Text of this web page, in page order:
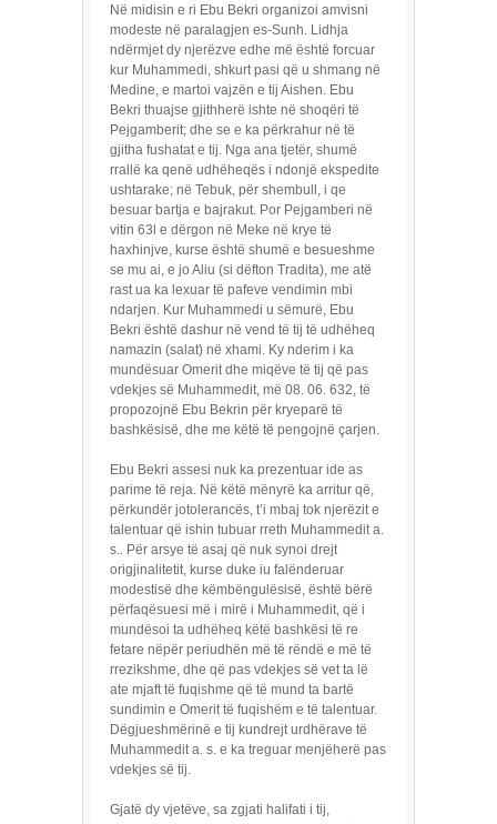
Në midisin e ri Ebu Bekri organizoi amvisni
modeste në paralagjen es-Sunh. Lidhja
ndërmjet dy njerëzve edhe më është forcuar
kur Muhammedi, shkurt pasi që u shmang në
Medine, e martoi vajzën e tij Aishen. Ebu
Bekri thuajse gjithherë ishte në shoqëri të
Pejgamberit; dhe se e ka përkrahur në të
gjitha fushatat e tij. Nga ana tjetër, shumë
rrallë ka qenë udhëheqës i ndonjë ekspedite
ushtarake; në Tebuk, për shembull, i qe
besuar bartja e bajrakut. Por Pejgamberi në
vitin 63l e dërgon në Meke në krye të
haxhinjve, kurse është shumë e besueshme
se mu ai, e jo Aliu (si dëfton Tradita), me atë
rast ua ka lexuar të pafeve vendimin mbi
ndarjen. Kur Muhammedi u sëmurë, Ebu
Bekri është dashur në vend të tij të udhëheq
namazin (salat) në xhami. Ky nderim i ka
mundësuar Omerit dhe miqëve të tij që pas
vdekjes së Muhammedit, më 08. 06. 632, të
propozojnë Ebu Bekrin për kryeparë të
bashkësisë, dhe me këtë të pengojnë çarjen.
Ebu Bekri assesi nuk ka prezentuar ide as
parime të reja. Në këtë mënyrë ka arritur që,
përkundër jotolerancës, t’i mbaj tok njerëzit e
talentuar që ishin tubuar rreth Muhammedit a.
s.. Për arsye të asaj që nuk synoi drejt
origjinalitetit, kurse duke iu falënderuar
modestisë dhe këmbëngulësisë, është bërë
përfaqësuesi më i mirë i Muhammedit, që i
mundësoi ta udhëheq këtë bashkësi të re
fetare nëpër periudhën më të rëndë e më të
rrezikshme, dhe që pas vdekjes së vet ta lë
ate mjaft të fuqishme që të mund ta bartë
sundimin e Omerit të fuqishëm e të talentuar.
Dëgjueshmërinë e tij kundrejt urdhërave të
Muhammedit a. s. e ka treguar menjëherë pas
vdekjes së tij.
Gjatë dy vjetëve, sa zgjati halifati i tij,